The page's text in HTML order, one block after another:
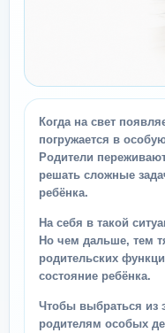
Когда на свет
погружается в
Родители
решать сложные
ребёнка.
На себя в такой
Но чем дальше, тем
родительских
состояние ребёнка.
Чтобы выбраться из
родителям особых